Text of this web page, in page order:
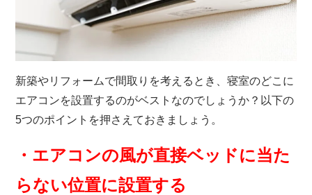
新築やリフォームで間取りを考えるとき、寝室のどこに
エアコンを設置するのがベストなのでしょうか？以下の
5つのポイントを押さえておきましょう。
・エアコンの風が直接ベッドに当た
らない位置に設置する